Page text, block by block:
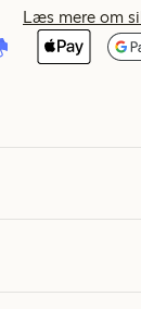
Læs mere om